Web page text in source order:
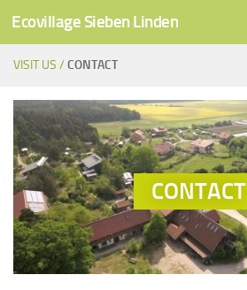
Below content
Ecovillage Sieben Linden
VISIT US /CONTACT
CONTACT